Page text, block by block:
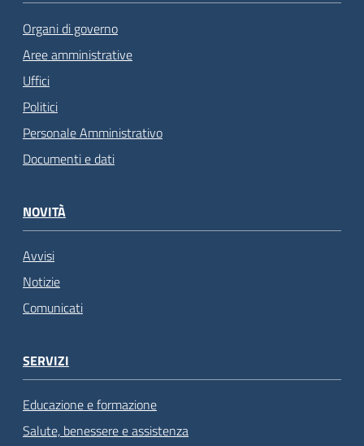
Organi di governo
Aree amministrative
Uffici
Politici
Personale Amministrativo
Documenti e dati
NOVITÀ
Avvisi
Notizie
Comunicati
SERVIZI
Educazione e formazione
Salute, benessere e assistenza